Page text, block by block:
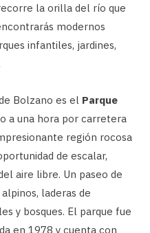
la orilla del río que
modernos
infantiles, jardines,
Bolzano es el Parque
a una hora por carretera
región rocosa
de escalar,
aire libre. Un paseo de
laderas de
y bosques. El parque fue
en 1978 y cuenta con